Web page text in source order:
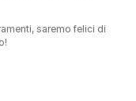
saremo felici di